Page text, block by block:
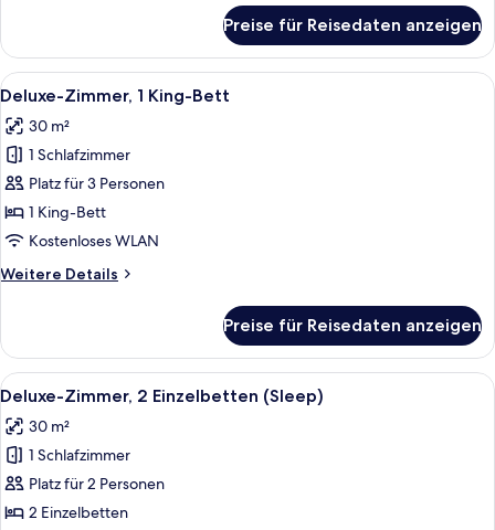
Zimmer,
Queen-
Preise für Reisedaten anzeigen
Alle
Fotos
für
Deluxe-
Zimmer,
1 King-
Bett
Ein Hotelzimmer mit einem großen
7
Deluxe-Zimmer, 1 King-Bett
30 m²
1 Schlafzimmer
Platz für 3 Personen
1 King-Bett
Kostenloses WLAN
Weitere Details
Weitere
Zimmer,
1 King-
Bett
Preise für Reisedaten anzeigen
Alle
Fotos
für
Deluxe-
Zimmer,
2 Einzelbetten
Ein Hotelzimmer mit einem großen
7
Deluxe-Zimmer, 2 Einzelbetten (Sleep)
30 m²
1 Schlafzimmer
Platz für 2 Personen
2 Einzelbetten